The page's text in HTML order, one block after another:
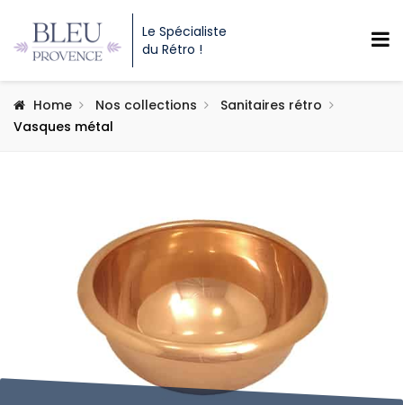
Le Spécialiste
du Rétro !
Home Nos collections
Sanitaires rétro
Vasques métal